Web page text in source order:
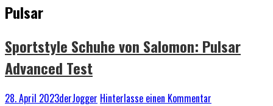
Pulsar
Sportstyle Schuhe von Salomon: Pulsar
Advanced Test
28. April 2023derJogger Hinterlasse einen Kommentar